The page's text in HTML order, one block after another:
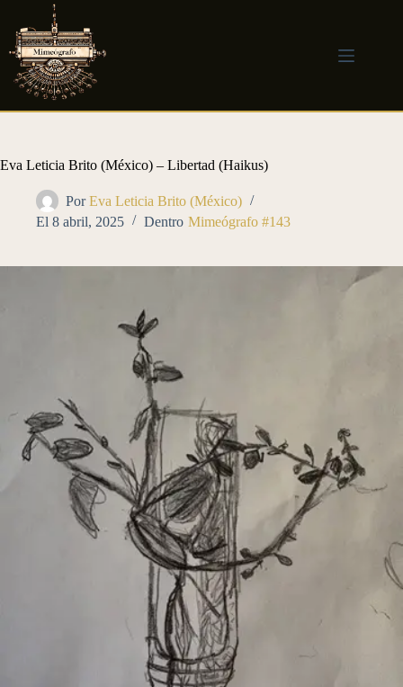
contenido
Eva Leticia Brito (México) – Libertad (Haikus)
Por Eva Leticia Brito (México)
El 8 abril, 2025 Dentro Mimeógrafo #143